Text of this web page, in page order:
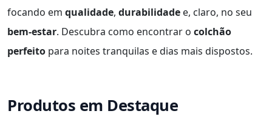
focando em qualidade, durabilidade e, claro, no seu
bem-estar. Descubra como encontrar o colchão
perfeito para noites tranquilas e dias mais dispostos.
Produtos em Destaque